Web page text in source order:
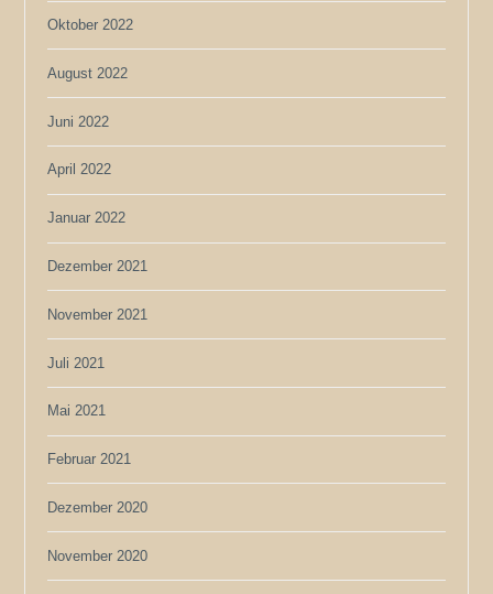
Oktober 2022
August 2022
Juni 2022
April 2022
Januar 2022
Dezember 2021
November 2021
Juli 2021
Mai 2021
Februar 2021
Dezember 2020
November 2020